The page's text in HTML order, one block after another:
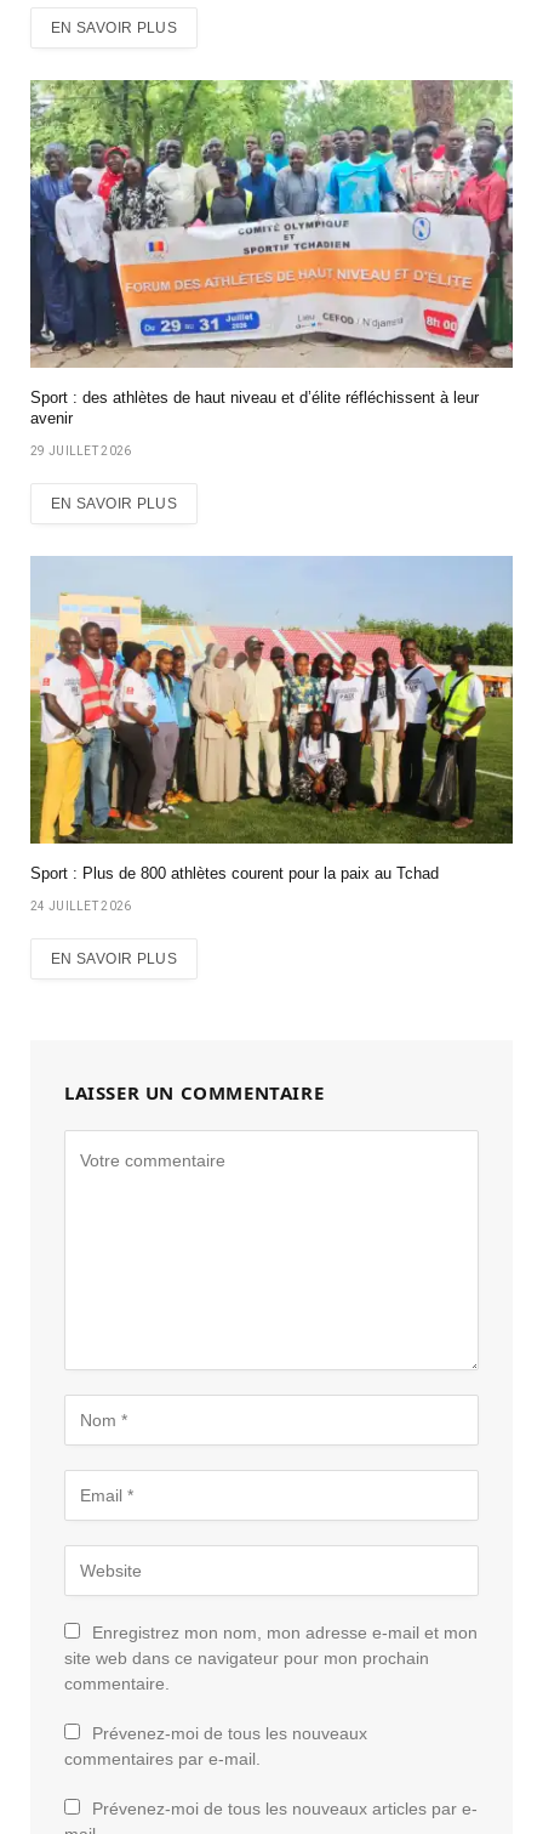
EN SAVOIR PLUS
Sport : des athlètes de haut niveau et d’élite réfléchissent à leur
avenir
29 JUILLET 2026
EN SAVOIR PLUS
Sport : Plus de 800 athlètes courent pour la paix au Tchad
24 JUILLET 2026
EN SAVOIR PLUS
LAISSER UN COMMENTAIRE
Enregistrez mon nom, mon adresse e-mail et mon
site web dans ce navigateur pour mon prochain
commentaire.
Prévenez-moi de tous les nouveaux
commentaires par e-mail.
Prévenez-moi de tous les nouveaux articles par e-